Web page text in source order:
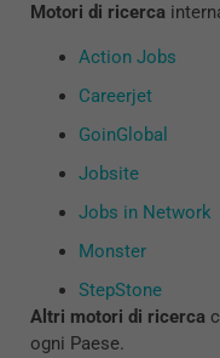
Motori di ricerca
Action Jobs
Careerjet
GoinGlobal
Jobsite
Jobs in Network
Monster
StepStone
Altri motori di ricerca
ogni Paese.